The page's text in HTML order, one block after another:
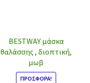
BESTWAY μάσκα
θαλάσσης , διοπτική,
μωβ
ΠΡΟΣΦΟΡΆ!